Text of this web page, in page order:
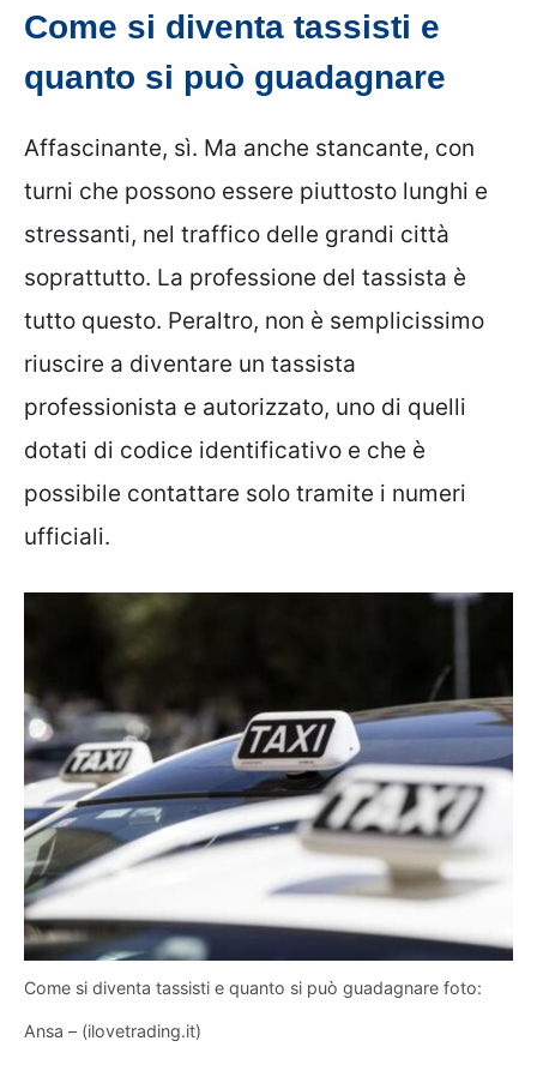
Come si diventa tassisti e
quanto si può guadagnare
Affascinante, sì. Ma anche stancante, con
turni che possono essere piuttosto lunghi e
stressanti, nel traffico delle grandi città
soprattutto. La professione del tassista è
tutto questo. Peraltro, non è semplicissimo
riuscire a diventare un tassista
professionista e autorizzato, uno di quelli
dotati di codice identificativo e che è
possibile contattare solo tramite i numeri
ufficiali.
Come si diventa tassisti e quanto si può guadagnare foto:
Ansa – (ilovetrading.it)